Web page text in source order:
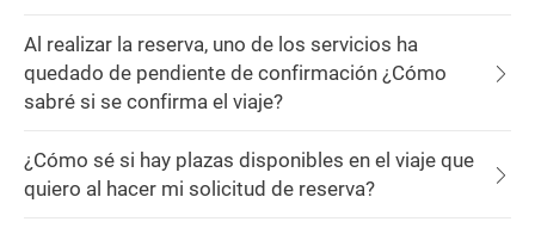
Al realizar la reserva, uno de los servicios ha
quedado de pendiente de confirmación ¿Cómo
sabré si se confirma el viaje?
¿Cómo sé si hay plazas disponibles en el viaje que
quiero al hacer mi solicitud de reserva?